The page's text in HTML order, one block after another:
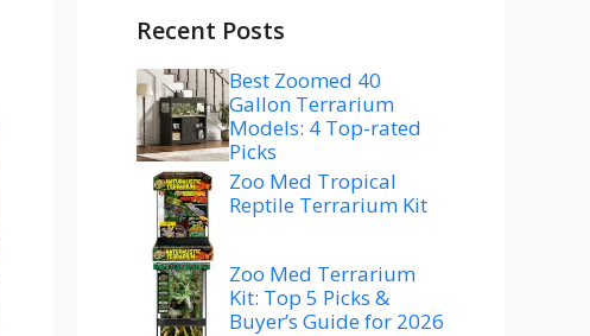
Recent Posts
Best Zoomed 40
Gallon Terrarium
Models: 4 Top-rated
Picks
Zoo Med Tropical
Reptile Terrarium Kit
Zoo Med Terrarium
Kit: Top 5 Picks &
Buyer’s Guide for 2026